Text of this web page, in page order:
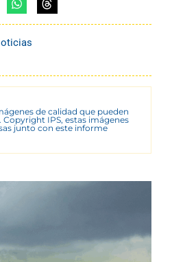
de calidad que pueden
Copyright IPS, estas imágenes
junto con este informe